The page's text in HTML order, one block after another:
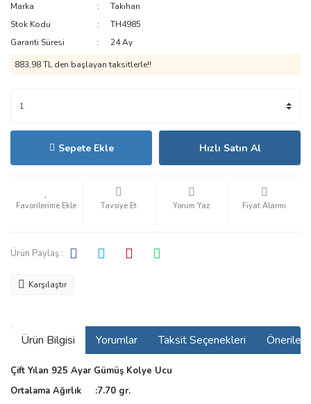
Marka
Takıhan
Stok Kodu
TH4985
Garanti Süresi
24 Ay
883,98 TL den başlayan taksitlerle!!
Sepete Ekle Hızlı Satın Al
Tavsiye Et Yorum Yaz Fiyat Alarmı
Ürün Paylaş :
Karşılaştır
Ürün Bilgisi Yorumlar Taksit Seçenekleri
Çift Yılan 925 Ayar Gümüş Kolye Ucu
Ortalama Ağırlık :7.70 gr.